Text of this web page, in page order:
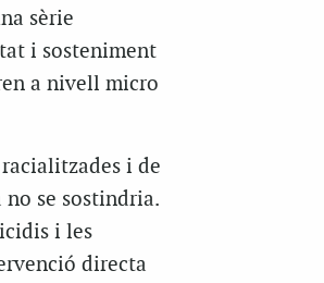
sèrie
i sosteniment
a nivell micro
i de
se sostindria.
i les
directa